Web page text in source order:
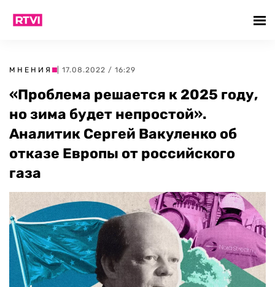
МНЕНИЯ | 17.08.2022 / 16:29
«Проблема решается к 2025 году,
но зима будет непростой».
Аналитик Сергей Вакуленко об
отказе Европы от российского
газа